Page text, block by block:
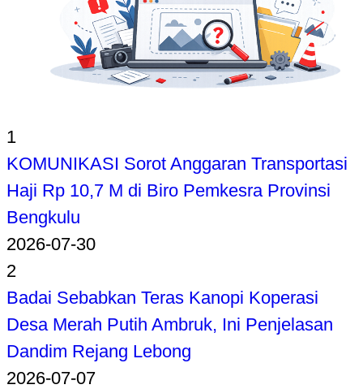
1
KOMUNIKASI Sorot Anggaran Transportasi
Haji Rp 10,7 M di Biro Pemkesra Provinsi
Bengkulu
2026-07-30
2
Badai Sebabkan Teras Kanopi Koperasi
Desa Merah Putih Ambruk, Ini Penjelasan
Dandim Rejang Lebong
2026-07-07